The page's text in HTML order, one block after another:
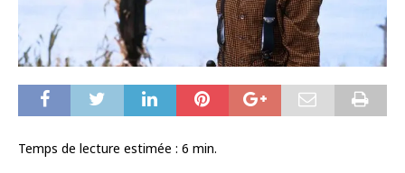
Temps de lecture estimée : 6 min.